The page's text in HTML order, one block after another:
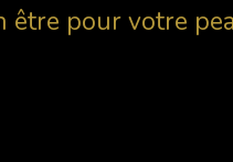
être pour votre